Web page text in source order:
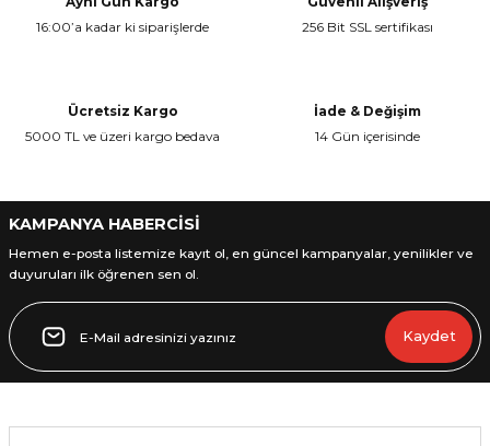
16:00’a kadar ki siparişlerde
256 Bit SSL sertifikası
Ücretsiz Kargo
5000 TL ve üzeri kargo bedava
İade & Değişim
14 Gün içerisinde
KAMPANYA HABERCİSİ
Hemen e-posta listemize kayıt ol, en güncel kampanyalar, yenilikler ve
duyuruları ilk öğrenen sen ol.
Kaydet